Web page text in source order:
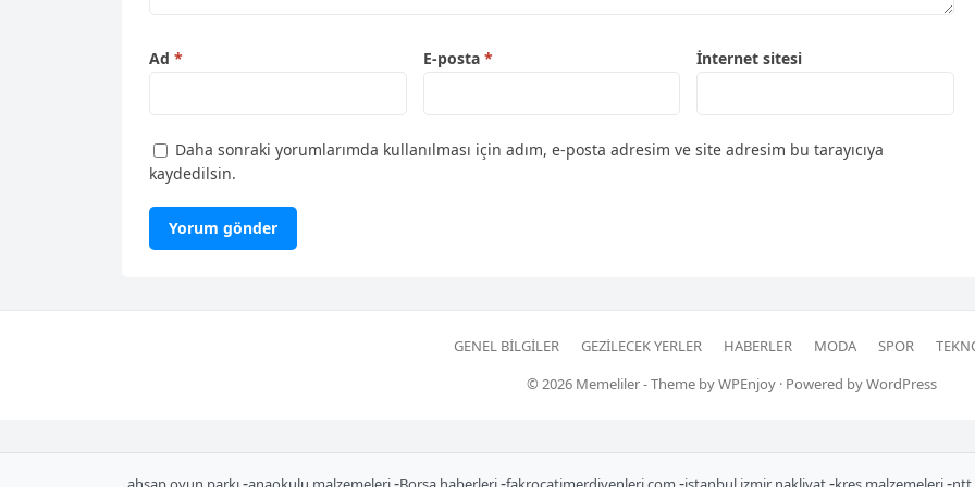
Ad * E-posta * İnternet sitesi
Daha sonraki yorumlarımda kullanılması için adım, e-posta adresim ve site adresim bu tarayıcıya
kaydedilsin.
GENEL BILGILER GEZILECEK YERLER HABERLER MODA SPOR
© 2026 Memeliler- Theme byWPEnjoy· Powered byWordPress